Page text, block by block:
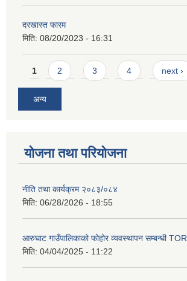
दरखास्त फारम
मिति: 08/20/2023 - 16:31
Pages
1 2 3 4 next ›
अन्य
योजना तथा परियोजना
नीति तथा कार्यक्रम २०८३/०८४
मिति: 06/28/2026 - 18:55
आरुघाट गाउँपालिकाको फोहोर व्यवस्थापन सम्बन्धी TOR
मिति: 04/04/2025 - 11:22